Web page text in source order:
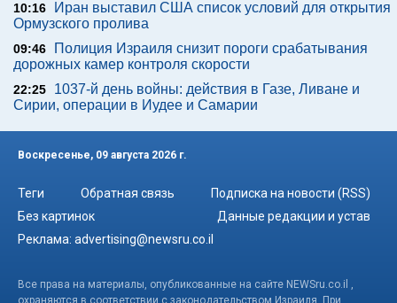
10:16
Иран выставил США список условий для открытия
Ормузского пролива
09:46
Полиция Израиля снизит пороги срабатывания
дорожных камер контроля скорости
22:25
1037-й день войны: действия в Газе, Ливане и
Сирии, операции в Иудее и Самарии
Воскресенье, 09 августа 2026 г.
Теги Обратная связь
Подписка на новости (RSS)
Без картинок
Данные редакции и устав
Реклама: advertising@newsru.co.il
Все права на материалы, опубликованные на сайте NEWSru.co.il ,
охраняются в соответствии с законодательством Израиля. При